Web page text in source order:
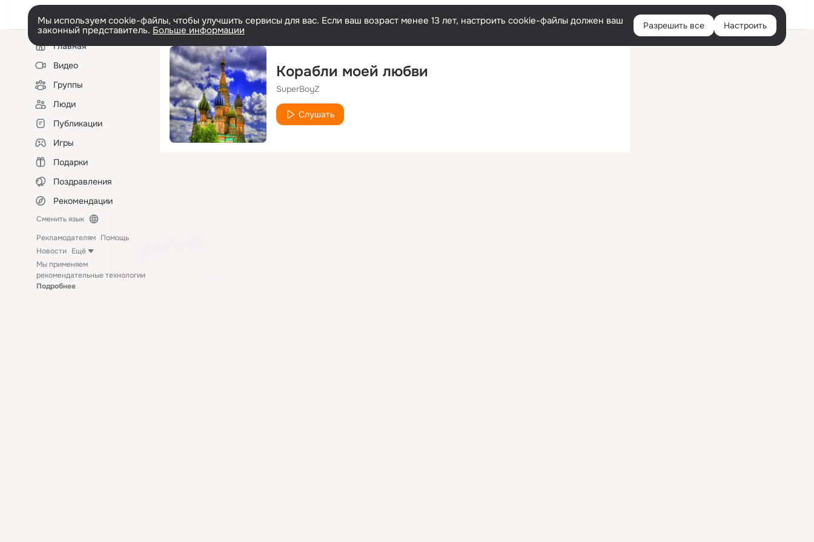
Войти
Мы используем cookie-файлы, чтобы улучшить сервисы для вас. Если ваш возраст менее 13 лет, настроить cookie-файлы должен ваш
законный представитель. Больше информации Разрешить все Настроить
Левая
колонкаГлавная
Видео
Группы
Люди
Публикации
Игры
Подарки
Поздравления
Рекомендации
Сменить язык
Рекламодателям Помощь
Новости Ещё
Мы применяем
рекомендательные технологии
Подробнее
Корабли моей любви
SuperBoyZ
Слушать